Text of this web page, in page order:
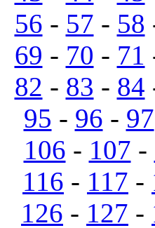
56 - 57 - 58
69 - 70 - 71
82 - 83 - 84
95 - 96 - 97
106 - 107 -
116 - 117 -
126 - 127 -